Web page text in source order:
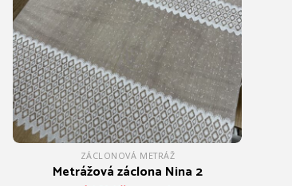
ZÁCLONOVÁ METRÁŽ
Metrážová záclona Nina 2